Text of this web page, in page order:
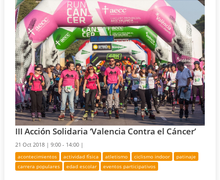
III Acción Solidaria ‘Valencia Contra el Cáncer’
21 Oct 2018 |9:00 - 14:00 |
acontecimientos actividad física atletismo ciclismo indoor
patinaje
carrera populares
edad escolar eventos participativos